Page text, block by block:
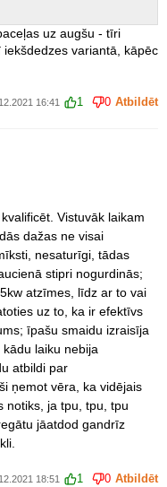
uz augšu - tīri
variantā, kāpēc
16:41 1 0 Atbildēt
Vistuvāk laikam
dažas ne visai
nesaturīgi, tādas
stipri nogurdinās;
atzīmes, līdz ar to vai
uz to, ka ir efektīvs
īpašu smaidu izraisīja
laiku nebija
atbildi par
ņemot vēra, ka vidējais
notiks, ja tpu, tpu, tpu
jāatdod gandrīz
18:51 1 0 Atbildēt